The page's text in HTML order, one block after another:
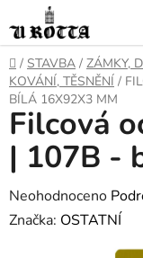
na
obsah
DOMŮ
/ STAVBA / ZÁMKY,
KOVÁNÍ, TĚSNĚNÍ /
BÍLÁ 16X92X3 MM
Filcová
| 107B -
Průměrné
hodnocení
Neohodnoceno
Značka: OSTATNÍ